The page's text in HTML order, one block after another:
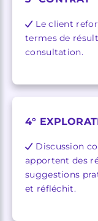
Le client
termes de
consultation.
4°
Discussion
apportent des
suggestions
et réfléchit.